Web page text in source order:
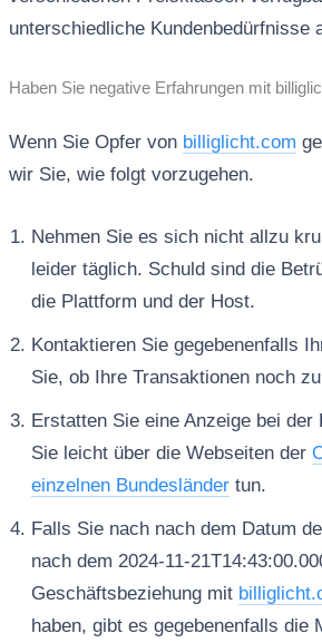
unterschiedliche Kundenbedürfnisse
Haben Sie negative Erfahrungen mit
Wenn Sie Opfer von billiglicht.com
wir Sie, wie folgt vorzugehen.
Nehmen Sie es sich nicht allzu
leider täglich. Schuld sind die
die Plattform und der Host.
Kontaktieren Sie gegebenenfalls
Sie, ob Ihre Transaktionen noch
Erstatten Sie eine Anzeige bei der
Sie leicht über die Webseiten der
einzelnen Bundesländertun.
Falls Sie nach nach dem Datum
nach dem 2024-11-
Geschäftsbeziehung mit
haben, gibt es gegebenenfalls die